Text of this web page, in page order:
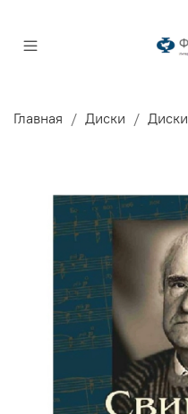
Главная Диски Диски